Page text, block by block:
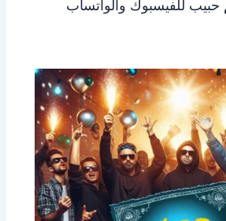
للفيسبوك والواتساب